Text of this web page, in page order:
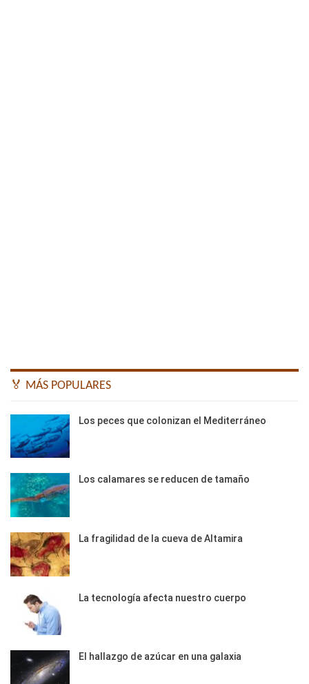
🏅 MÁS POPULARES
Los peces que colonizan el Mediterráneo
Los calamares se reducen de tamaño
La fragilidad de la cueva de Altamira
La tecnología afecta nuestro cuerpo
El hallazgo de azúcar en una galaxia